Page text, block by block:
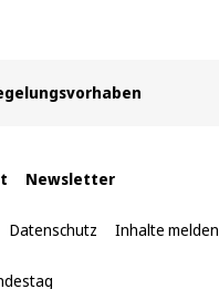
Newsletter
Datenschutz Inhalte melden